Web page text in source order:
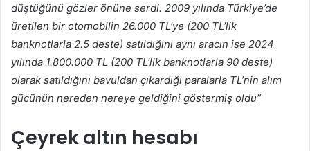
düştüğünü gözler önüne serdi. 2009 yılında Türkiye’de
üretilen bir otomobilin 26.000 TL’ye (200 TL’lik
banknotlarla 2.5 deste) satıldığını aynı aracın ise 2024
yılında 1.800.000 TL (200 TL’lik banknotlarla 90 deste)
olarak satıldığını bavuldan çıkardığı paralarla TL’nin alım
gücünün nereden nereye geldiğini göstermiş oldu”
Çeyrek altın hesabı